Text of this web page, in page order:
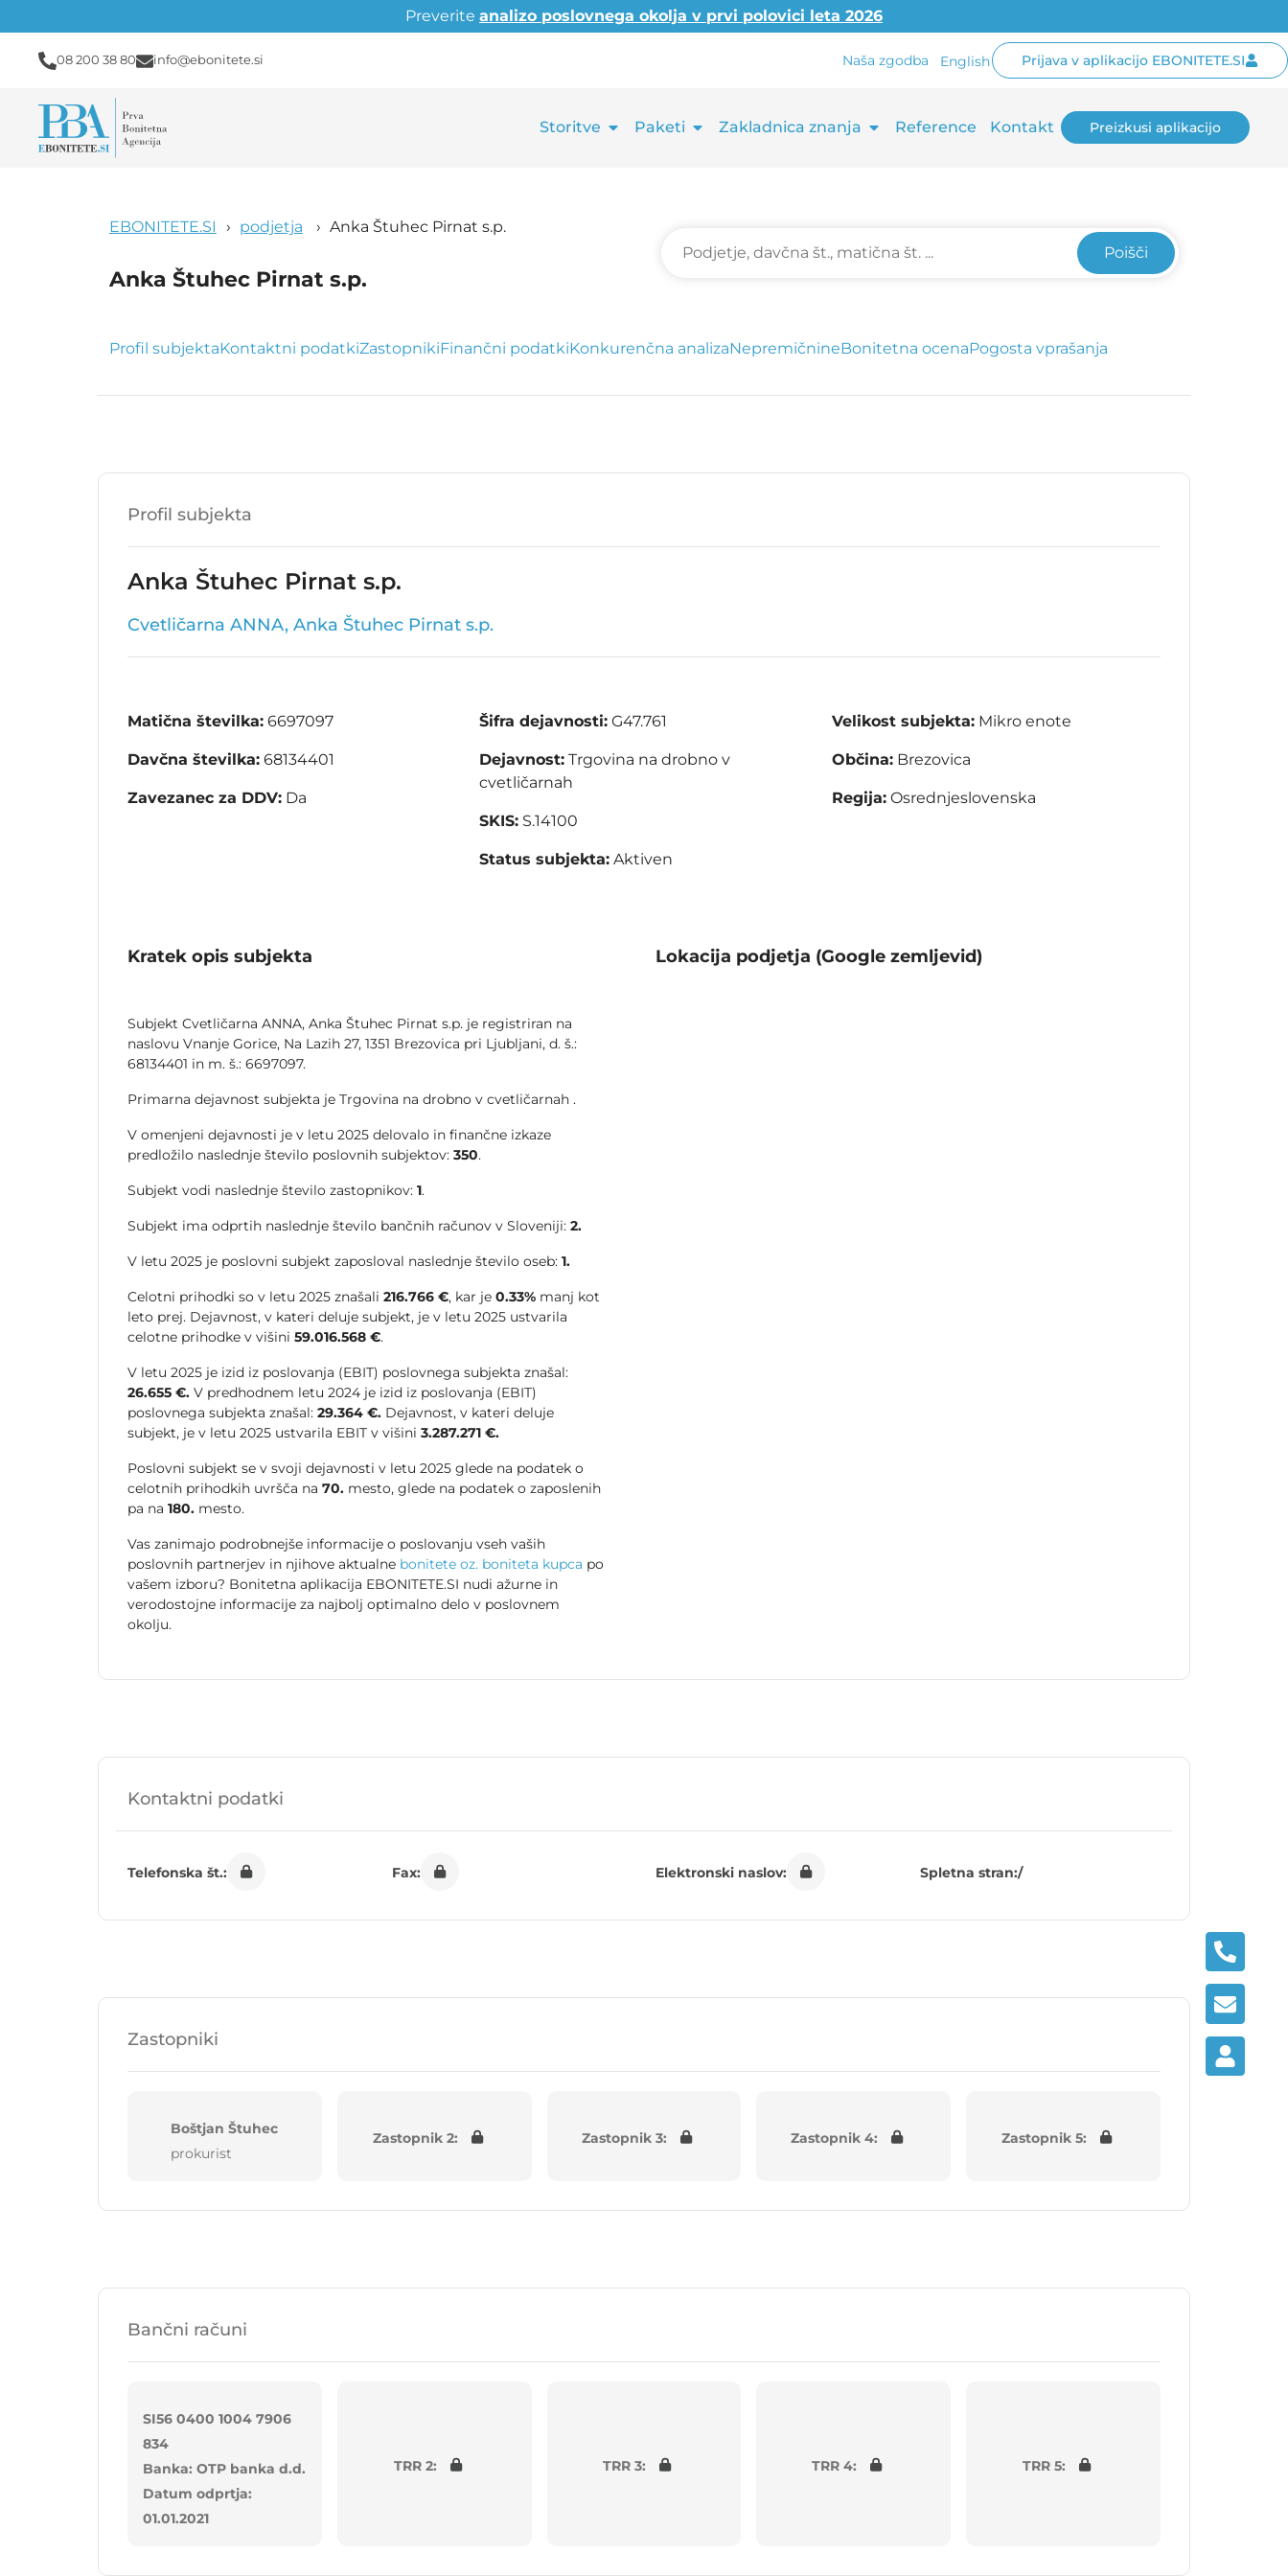
Preverite analizo poslovnega okolja v prvi polovici leta 2026
08 200 38 80 info@ebonitete.si Naša zgodba English Prijava v aplikacijo EBONITETE.SI
Storitve Paketi Zakladnica znanja Reference Kontakt Preizkusi aplikacijo
EBONITETE.SI podjetja Anka Štuhec Pirnat s.p.
Anka Štuhec Pirnat s.p.
Poišči
Profil subjektaKontaktni podatkiZastopnikiFinančni podatkiKonkurenčna analizaNepremičnineBonitetna ocenaPogosta vprašanja
Profil subjekta
Anka Štuhec Pirnat s.p.
Cvetličarna ANNA, Anka Štuhec Pirnat s.p.
Matična številka: 6697097
Davčna številka: 68134401
Zavezanec za DDV: Da
Šifra dejavnosti: G47.761
Dejavnost: Trgovina na drobno v
cvetličarnah
SKIS: S.14100
Status subjekta: Aktiven
Velikost subjekta:Mikro enote
Občina:Brezovica
Regija:Osrednjeslovenska
Kratek opis subjekta
Subjekt Cvetličarna ANNA, Anka Štuhec Pirnat s.p. je registriran na
naslovu Vnanje Gorice, Na Lazih 27, 1351 Brezovica pri Ljubljani, d. š.:
68134401 in m. š.: 6697097.
Primarna dejavnost subjekta je Trgovina na drobno v cvetličarnah .
V omenjeni dejavnosti je v letu 2025 delovalo in finančne izkaze
predložilo naslednje število poslovnih subjektov: 350.
Subjekt vodi naslednje število zastopnikov: 1.
Subjekt ima odprtih naslednje število bančnih računov v Sloveniji: 2.
V letu 2025 je poslovni subjekt zaposloval naslednje število oseb: 1.
Celotni prihodki so v letu 2025 znašali 216.766 €, kar je 0.33% manj kot
leto prej. Dejavnost, v kateri deluje subjekt, je v letu 2025 ustvarila
celotne prihodke v višini 59.016.568 €.
V letu 2025 je izid iz poslovanja (EBIT) poslovnega subjekta znašal:
26.655 €. V predhodnem letu 2024 je izid iz poslovanja (EBIT)
poslovnega subjekta znašal: 29.364 €. Dejavnost, v kateri deluje
subjekt, je v letu 2025 ustvarila EBIT v višini 3.287.271 €.
Poslovni subjekt se v svoji dejavnosti v letu 2025 glede na podatek o
celotnih prihodkih uvršča na 70. mesto, glede na podatek o zaposlenih
pa na 180. mesto.
Vas zanimajo podrobnejše informacije o poslovanju vseh vaših
poslovnih partnerjev in njihove aktualne bonitete oz. boniteta kupca po
vašem izboru? Bonitetna aplikacija EBONITETE.SI nudi ažurne in
verodostojne informacije za najbolj optimalno delo v poslovnem
okolju.
Lokacija podjetja (Google zemljevid)
Kontaktni podatki
Telefonska št.: Fax: Elektronski naslov: Spletna stran:/
Zastopniki
Boštjan Štuhec
prokurist
Zastopnik 2: Zastopnik 3: Zastopnik 4: Zastopnik 5:
Bančni računi
SI56 0400 1004 7906
834
Banka: OTP banka d.d.
Datum odprtja:
01.01.2021
TRR 2: TRR 3: TRR 4: TRR 5: